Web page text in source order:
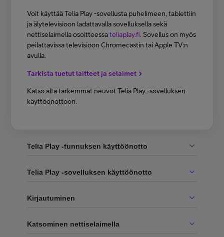
Voit käyttää Telia Play -sovellusta puhelimeen, tablettiin
ja älytelevisioon ladattavalla sovelluksella sekä
nettiselaimella osoitteessateliaplay.fi. Sovellus on myös
peilattavissa televisioon Chromecastin tai Apple TV:n
avulla.
Tarkista tuetut laitteet ja selaimet
Katso alta tarkemmat neuvot Telia Play -sovelluksen
käyttöönottoon.
Telia Play -tunnuksen käyttöönotto
Telia Play -sovelluksen käyttöönotto
Kirjautuminen
Katsominen nettiselaimella